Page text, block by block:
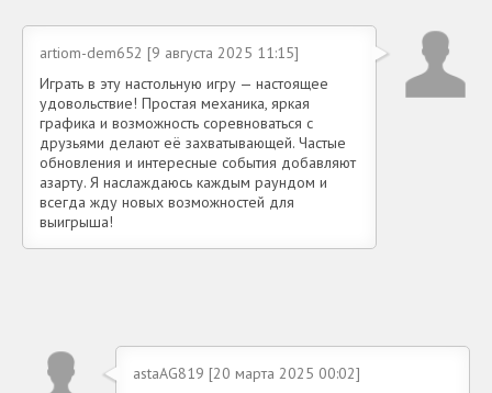
artiom-dem652 [9 августа 2025 11:15]
Играть в эту настольную игру — настоящее
удовольствие! Простая механика, яркая
графика и возможность соревноваться с
друзьями делают её захватывающей. Частые
обновления и интересные события добавляют
азарту. Я наслаждаюсь каждым раундом и
всегда жду новых возможностей для
выигрыша!
astaAG819 [20 марта 2025 00:02]